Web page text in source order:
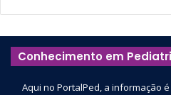
Conhecimento em
Aqui no PortalPed, a informação